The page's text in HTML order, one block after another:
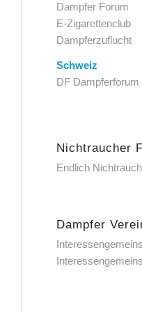
Dampfer Forum
E-Zigarettenclub
Dampferzuflucht
Schweiz
DF Dampferforum
Nichtraucher
Endlich
Dampfer